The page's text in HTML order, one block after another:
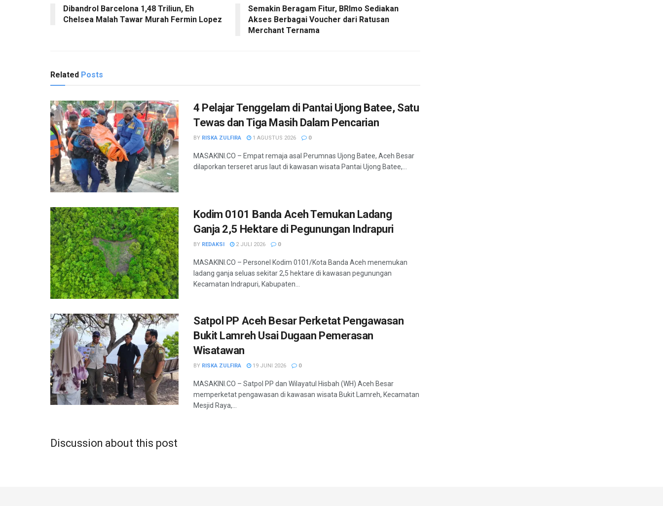
Dibandrol Barcelona 1,48 Triliun, Eh
Chelsea Malah Tawar Murah Fermin Lopez
Semakin Beragam Fitur, BRImo Sediakan
Akses Berbagai Voucher dari Ratusan
Merchant Ternama
Related Posts
4 Pelajar Tenggelam di Pantai Ujong Batee, Satu
Tewas dan Tiga Masih Dalam Pencarian
BY RISKA ZULFIRA 1 AGUSTUS 2026 0
MASAKINI.CO – Empat remaja asal Perumnas Ujong Batee, Aceh Besar
dilaporkan terseret arus laut di kawasan wisata Pantai Ujong Batee,...
Kodim 0101 Banda Aceh Temukan Ladang
Ganja 2,5 Hektare di Pegunungan Indrapuri
BY REDAKSI 2 JULI 2026 0
MASAKINI.CO – Personel Kodim 0101/Kota Banda Aceh menemukan
ladang ganja seluas sekitar 2,5 hektare di kawasan pegunungan
Kecamatan Indrapuri, Kabupaten...
Satpol PP Aceh Besar Perketat Pengawasan
Bukit Lamreh Usai Dugaan Pemerasan
Wisatawan
BY RISKA ZULFIRA 19 JUNI 2026 0
MASAKINI.CO – Satpol PP dan Wilayatul Hisbah (WH) Aceh Besar
memperketat pengawasan di kawasan wisata Bukit Lamreh, Kecamatan
Mesjid Raya,...
Discussion about this post